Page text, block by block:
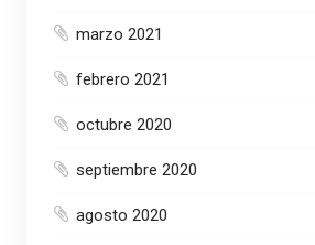
marzo 2021
febrero 2021
octubre 2020
septiembre 2020
agosto 2020